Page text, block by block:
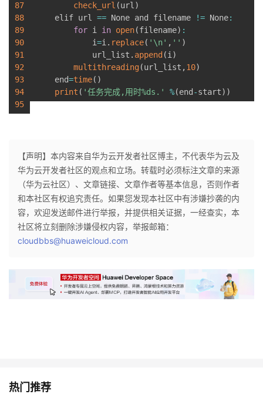
87
88
89
90
91
92
93
94
95
check_url (url )
    elif url
== None and filename != None:
for i in open(filename) :
            i
=i . replace( '\n' , '' )
            url_list
. append (i )
multithreading(url_list ,10)
    end
=time( )
print ( '任务完成,用时%ds.' %(end -start) )
【声明】本内容来自华为云开发者社区博主，不代表华为云及
华为云开发者社区的观点和立场。转载时必须标注文章的来源
（华为云社区）、文章链接、文章作者等基本信息，否则作者
和本社区有权追究责任。如果您发现本社区中有涉嫌抄袭的内
容，欢迎发送邮件进行举报，并提供相关证据，一经查实，本
社区将立刻删除涉嫌侵权内容，举报邮箱：
cloudbbs@huaweicloud.com
热门推荐